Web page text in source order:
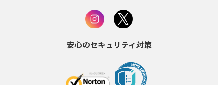
安心のセキュリティ対策